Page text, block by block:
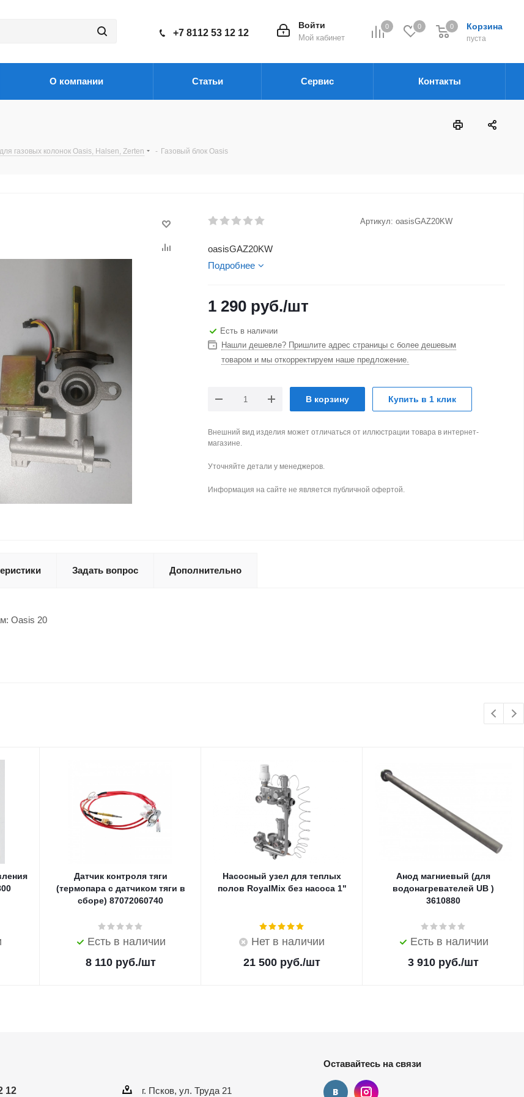
0 0 Корзина
пуста
0
Войти
Мой кабинет
+7 8112 53 12 12
О компании Статьи Сервис Контакты
газовых колонок Oasis, Halsen, Zerten - Газовый блок Oasis
Артикул: oasisGAZ20KW
oasisGAZ20KW
Подробнее
1 290 руб./шт
Есть в наличии
Нашли дешевле? Пришлите адрес страницы с более дешевым
товаром и мы откорректируем наше предложение.
В корзину Купить в 1 клик
Внешний вид изделия может отличаться от иллюстрации товара в интернет-
магазине.
Уточняйте детали у менеджеров.
Информация на сайте не является публичной офертой.
Задать вопрос Дополнительно
Oasis 20
Датчик контроля тяги
(термопара с датчиком тяги в
сборе) 87072060740
Есть в наличии
8 110руб./шт
Насосный узел для теплых
полов RoyalMix без насоса 1"
Нет в наличии
21 500 руб./шт
Анод магниевый (для
водонагревателей UB )
3610880
Есть в наличии
3 910 руб./шт
12 г. Псков, ул. Труда 21
Оставайтесь на связи